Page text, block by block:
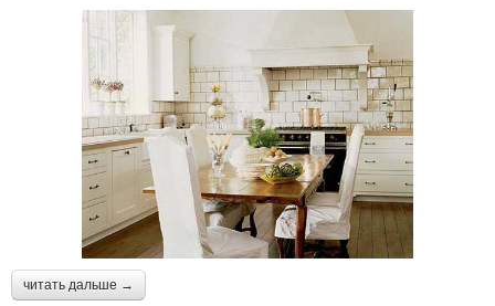
читать дальше →